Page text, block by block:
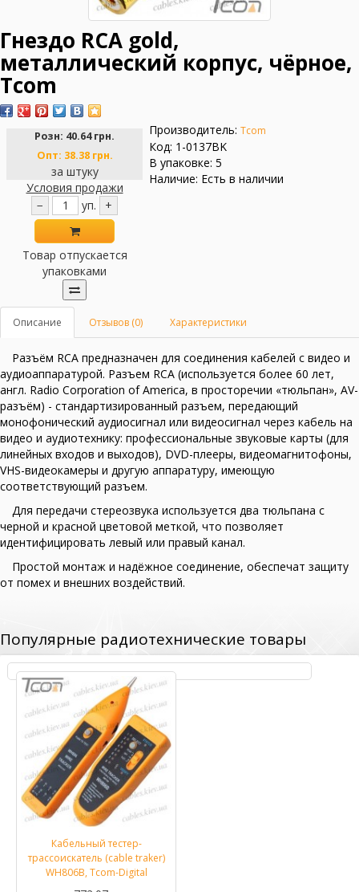
Гнездо RCA gold,
металлический корпус, чёрное,
Tcom
Розн: 40.64 грн.
Опт: 38.38 грн.
за штуку
Условия продажи
−
уп. +
Товар отпускается
упаковками
Производитель: Tcom
Код: 1-0137BK
В упаковке: 5
Наличие: Есть в наличии
Описание Отзывов (0) Характеристики
Разъём RCA предназначен для соединения кабелей с видео и
аудиоаппаратурой. Разъем RCA (используется более 60 лет,
англ. Radio Corporation of America, в просторечии «тюльпан», AV-
разъём) - стандартизированный разъем, передающий
монофонический аудиосигнал или видеосигнал через кабель на
видео и аудиотехнику: профессиональные звуковые карты (для
линейных входов и выходов), DVD-плееры, видеомагнитофоны,
VHS-видеокамеры и другую аппаратуру, имеющую
соответствующий разъем.
Для передачи стереозвука используется два тюльпана с
черной и красной цветовой меткой, что позволяет
идентифицировать левый или правый канал.
Простой монтаж и надёжное соединение, обеспечат защиту
от помех и внешних воздействий.
Популярные радиотехнические товары
Кабельный тестер-
трассоискатель (cable traker)
WH806B, Tcom-Digital